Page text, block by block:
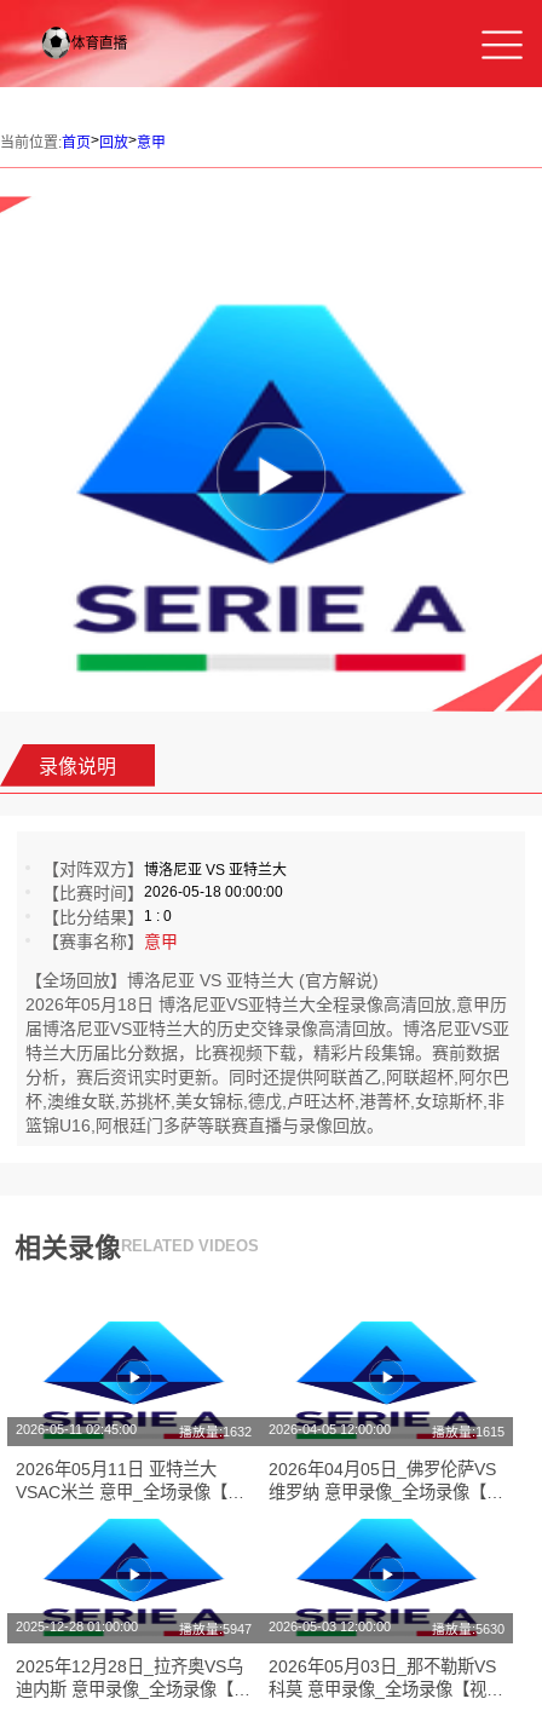
当前位置:首页>回放>意甲
录像说明
【对阵双方】博洛尼亚 VS 亚特兰大
【比赛时间】2026-05-18 00:00:00
【比分结果】 1 : 0
【赛事名称】 意甲
【全场回放】博洛尼亚 VS 亚特兰大 (官方解说)
2026年05月18日 博洛尼亚VS亚特兰大全程录像高清回放,意甲历
届博洛尼亚VS亚特兰大的历史交锋录像高清回放。博洛尼亚VS亚
特兰大历届比分数据，比赛视频下载，精彩片段集锦。赛前数据
分析，赛后资讯实时更新。同时还提供阿联酋乙,阿联超杯,阿尔巴
杯,澳维女联,苏挑杯,美女锦标,德戊,卢旺达杯,港菁杯,女琼斯杯,非
篮锦U16,阿根廷门多萨等联赛直播与录像回放。
相关录像 RELATED VIDEOS
2026-05-11 02:45:00 播放量:1632
2026年05月11日 亚特兰大
VSAC米兰 意甲_全场录像【视
2026-04-05 12:00:00 播放量:1615
2026年04月05日_佛罗伦萨VS
维罗纳 意甲录像_全场录像【全
2025-12-28 01:00:00 播放量:5947
2025年12月28日_拉齐奥VS乌
迪内斯 意甲录像_全场录像【高
2026-05-03 12:00:00 播放量:5630
2026年05月03日_那不勒斯VS
科莫 意甲录像_全场录像【视频